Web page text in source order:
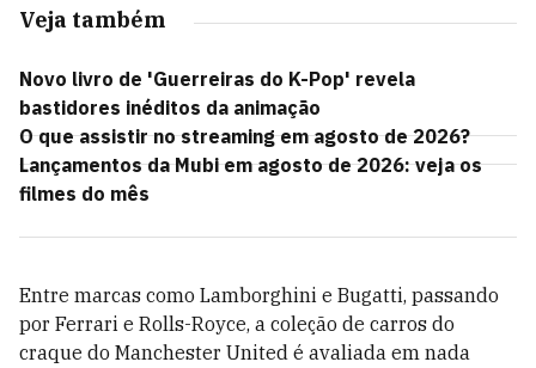
Veja também
Novo livro de 'Guerreiras do K-Pop' revela
bastidores inéditos da animação
O que assistir no streaming em agosto de 2026?
Lançamentos da Mubi em agosto de 2026: veja os
filmes do mês
Entre marcas como Lamborghini e Bugatti, passando
por Ferrari e Rolls-Royce, a coleção de carros do
craque do Manchester United é avaliada em nada